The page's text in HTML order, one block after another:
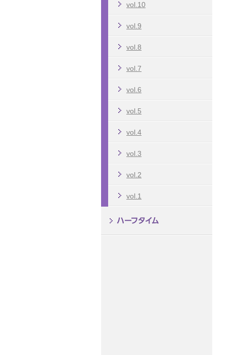
vol.10
vol.9
vol.8
vol.7
vol.6
vol.5
vol.4
vol.3
vol.2
vol.1